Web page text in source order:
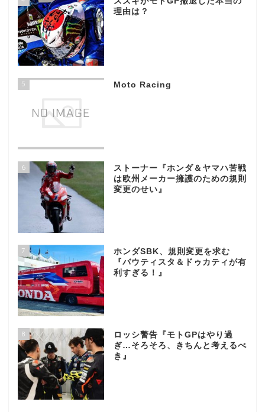
理由は？
5 Moto Racing
6
ストーナー『ホンダ＆ヤマハ苦戦
は欧州メーカー擁護のための規則
変更のせい』
7
ホンダSBK、規則変更を求む
『バウティスタ＆ドゥカティが有
利すぎる！』
8
ロッシ警告『モトGPはやり過
ぎ…そろそろ、きちんと考えるべ
き』